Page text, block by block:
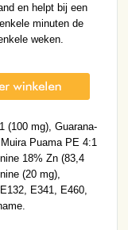
en helpt bij een
minuten de
weken.
(100 mg), Guarana-
Puama PE 4:1
18% Zn (83,4
(20 mg),
E341, E460,